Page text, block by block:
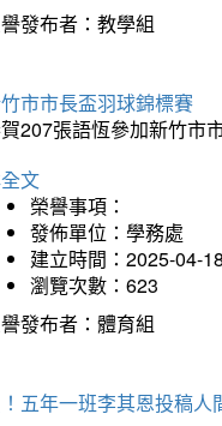
發布者：教學組
市市長盃羽球錦標賽
207張語恆參加新竹市
文
榮譽事項：
發佈單位：學務處
建立時間：2025-04-18
瀏覽次數：623
發布者：體育組
五年一班李其恩投稿人